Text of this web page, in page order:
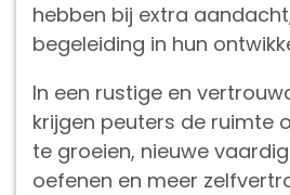
hebben bij extra
begeleiding in hun
In een rustige en
krijgen peuters de ruimte
te groeien, nieuwe
oefenen en meer